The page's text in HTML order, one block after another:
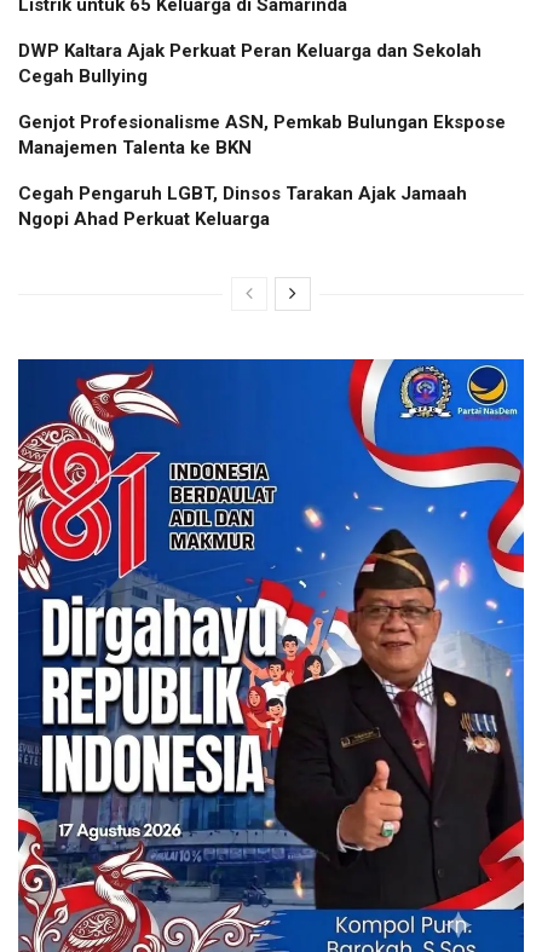
Listrik untuk 65 Keluarga di Samarinda
DWP Kaltara Ajak Perkuat Peran Keluarga dan Sekolah
Cegah Bullying
Genjot Profesionalisme ASN, Pemkab Bulungan Ekspose
Manajemen Talenta ke BKN
Cegah Pengaruh LGBT, Dinsos Tarakan Ajak Jamaah
Ngopi Ahad Perkuat Keluarga